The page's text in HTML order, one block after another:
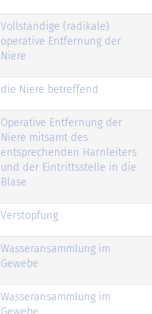
Vollständige (radikale)
operative Entfernung der
Niere
die Niere betreffend
Operative Entfernung der
Niere mitsamt des
entsprechenden Harnleiters
und der Eintrittsstelle in die
Blase
Verstopfung
Wasseransammlung im
Gewebe
Wasseransammlung im